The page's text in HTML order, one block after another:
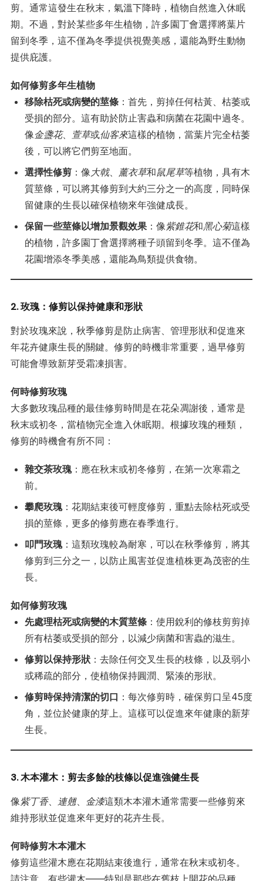
剪。通常這發生在秋末，氣溫下降時，植物自然進入休眠
期。不過，對於某些多年生植物，許多園丁會選擇將葉片
留到冬季，這不僅為冬季提供視覺美感，還能為野生動物
提供庇護。
如何修剪多年生植物
移除枯死或病變的莖條：首先，剪掉任何枯黃、枯萎或
受損的部分。這有助於防止害蟲和病菌在花園中過冬。
像金盞花、 萱草或仙客來這樣的植物，當葉片完全枯萎
後，可以將它們剪至地面。
選擇性修剪：像 大戟、 薰衣草和鼠尾草等植物，具有木
質莖條，可以將其修剪到大約三分之一的高度，同時保
留健康的生長以確保植物來年強健成長。
保留一些莖條以增加景觀效果：像紫錐花和黑心菊這樣
的植物，許多園丁會選擇將種子頭留到冬季。這不僅為
花園增添冬季美感，還能為鳥類提供食物。
2. 玫瑰：修剪以保持健康和形狀
對於玫瑰來說，秋季修剪是防止病害、管理形狀和促進來
年花卉健康生長的關鍵。修剪的時機非常重要，過早修剪
可能會導致新芽受霜凍損害。
何時修剪玫瑰
大多數玫瑰品種的最佳修剪時間是在花朵凋謝後，通常是
秋末或初冬，當植物完全進入休眠期。根據玫瑰的種類，
修剪的時機會有所不同：
雜交茶玫瑰：應在秋末或初冬修剪，在第一次寒霜之
前。
攀爬玫瑰：花期結束後可輕度修剪，重點去除枯死或受
損的莖條，更多的修剪應在春季進行。
叩門玫瑰：這類玫瑰較為耐寒，可以在秋季修剪，將其
修剪到三分之一，以防止風害並促進植株更為茂密的生
長。
如何修剪玫瑰
先處理枯死或病變的木質莖條：使用銳利的修枝剪剪掉
所有枯萎或受損的部分，以減少病菌和害蟲的滋生。
修剪以保持形狀：去除任何交叉生長的枝條，以及弱小
或稀疏的部分，使植物保持圓潤、緊湊的形狀。
修剪時保持清潔的切口 ：每次修剪時，確保剪口呈45度
角，並位於健康的芽上。這樣可以促進來年健康的新芽
生長。
3. 木本灌木：剪去多餘的枝條以促進強健生長
像紫丁香、 連翹、 金漆這類木本灌木通常需要一些修剪來
維持形狀並促進來年更好的花卉生長。
何時修剪木本灌木
修剪這些灌木應在花期結束後進行，通常在秋末或初冬。
請注意，有些灌木——特別是那些在舊枝上開花的品種